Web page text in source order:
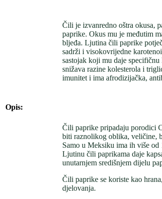
Opis:
Čili je izvanredno oštra okusa,
paprike. Okus mu je međutim
bljeđa. Ljutina čili paprike
sadrži i visokovrijedne
sastojak koji mu daje
snižava razine kolesterola i
imunitet i ima afrodizijačka,
Čili paprike pripadaju porodici
biti raznolikog oblika, veličine,
Samo u Meksiku ima ih više od
Ljutinu čili paprikama daje
unutarnjem središnjem dijelu
Čili paprike se koriste kao
djelovanja.